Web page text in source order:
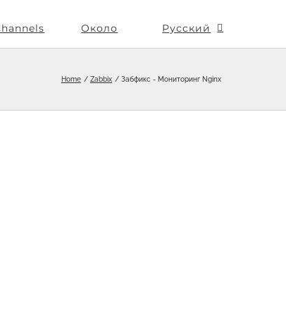
Около Русский
Home Zabbix Забфикс - Мониторинг Nginx